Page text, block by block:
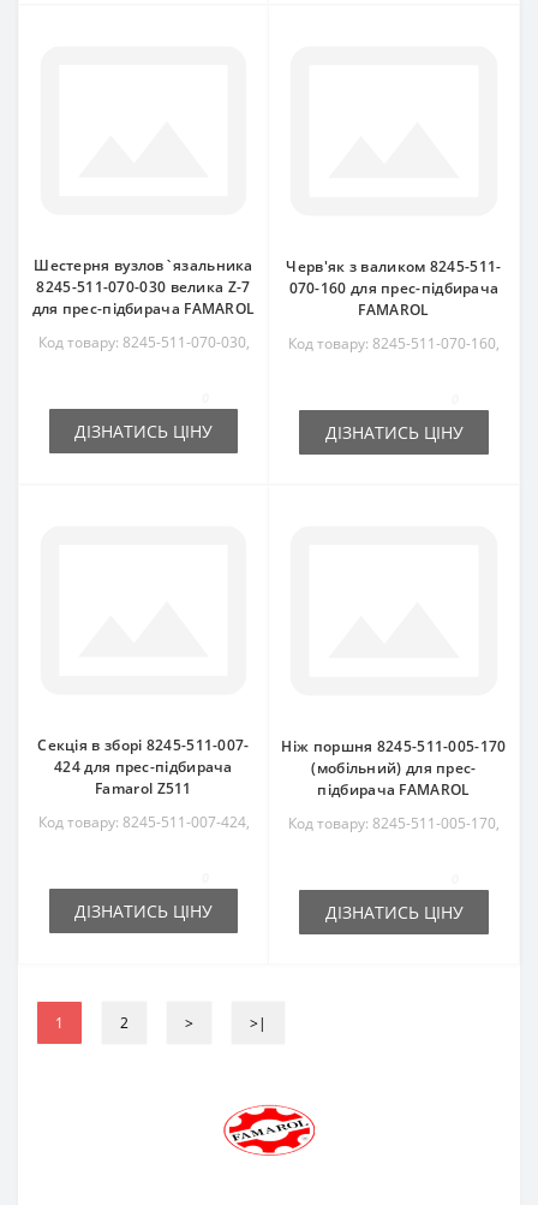
Шестерня вузлов`язальника
8245-511-070-030 велика Z-7
для прес-підбирача FAMAROL
Код товару: 8245-511-070-030,
ДІЗНАТИСЬ ЦІНУ
Черв'як з валиком 8245-511-
070-160 для прес-підбирача
FAMAROL
Код товару: 8245-511-070-160,
ДІЗНАТИСЬ ЦІНУ
Секція в зборі 8245-511-007-
424 для прес-підбирача
Famarol Z511
Код товару: 8245-511-007-424,
ДІЗНАТИСЬ ЦІНУ
Ніж поршня 8245-511-005-170
(мобільний) для прес-
підбирача FAMAROL
Код товару: 8245-511-005-170,
ДІЗНАТИСЬ ЦІНУ
1 2 > >|